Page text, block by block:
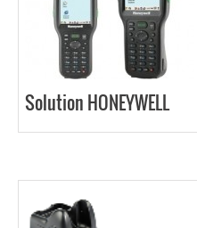
Solution HONEYWELL